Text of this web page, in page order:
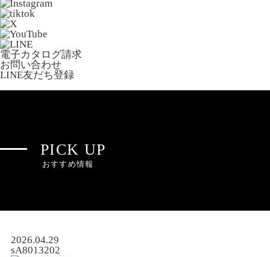
電子カタログ請求
お問い合わせ
LINE友だち登録
PICK UP
おすすめ情報
2026.04.29
sA8013202